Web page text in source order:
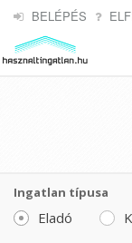
BELÉPÉS
Ingatlan típusa
Eladó